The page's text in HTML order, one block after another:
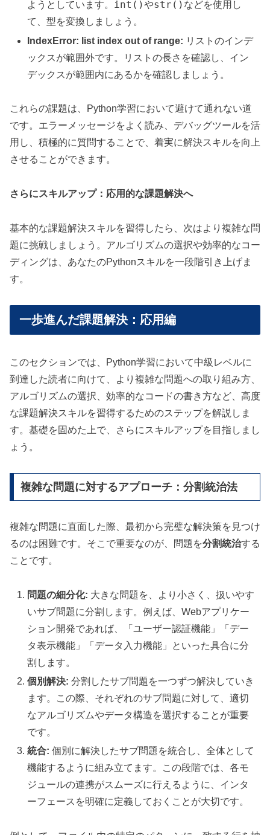
ようとしています。 int()やstr() などを使用し
て、型を変換しましょう。
IndexError: list index out of range: リストのインデ
ックスが範囲外です。リストの長さを確認し、イン
デックスが範囲内にあるかを確認しましょう。
これらの課題は、Python学習において避けて通れない道
です。エラーメッセージをよく読み、デバッグツールを活
用し、積極的に質問することで、着実に解決スキルを向上
させることができます。
さらにスキルアップ：応用的な課題解決へ
基本的な課題解決スキルを習得したら、次はより複雑な問
題に挑戦しましょう。アルゴリズムの選択や効率的なコー
ディングは、あなたのPythonスキルを一段階引き上げま
す。
一歩進んだ課題解決：応用編
このセクションでは、Python学習において中級レベルに
到達した読者に向けて、より複雑な問題への取り組み方、
アルゴリズムの選択、効率的なコードの書き方など、高度
な課題解決スキルを習得するためのステップを解説しま
す。基礎を固めた上で、さらにスキルアップを目指しまし
ょう。
複雑な問題に対するアプローチ：分割統治法
複雑な問題に直面した際、最初から完璧な解決策を見つけ
るのは困難です。そこで重要なのが、問題を分割統治する
ことです。
問題の細分化: 大きな問題を、より小さく、扱いやす
いサブ問題に分割します。例えば、Webアプリケー
ション開発であれば、「ユーザー認証機能」「デー
タ表示機能」「データ入力機能」といった具合に分
割します。
個別解決: 分割したサブ問題を一つずつ解決していき
ます。この際、それぞれのサブ問題に対して、適切
なアルゴリズムやデータ構造を選択することが重要
です。
統合: 個別に解決したサブ問題を統合し、全体として
機能するように組み立てます。この段階では、各モ
ジュールの連携がスムーズに行えるように、インタ
ーフェースを明確に定義しておくことが大切です。